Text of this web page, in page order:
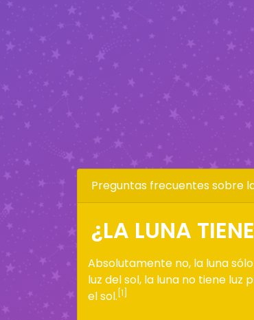
Preguntas frecuentes sobre
¿LA LUNA
Absolutamente no, la luna
luz del sol, la luna no tiene luz
el sol. [1]